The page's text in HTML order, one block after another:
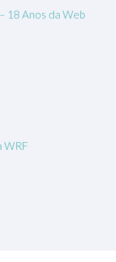
18 Anos da Web
WRF